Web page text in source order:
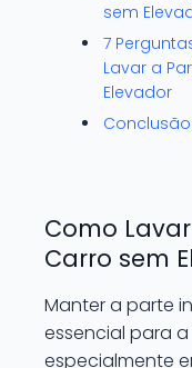
sem
7
Lavar a
Elevador
Conclusão
Como
Carro sem
Manter a parte
essencial para
especialmente